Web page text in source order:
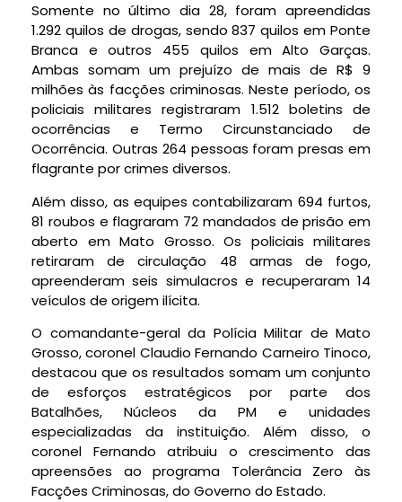
Somente no último dia 28, foram apreendidas
1.292 quilos de drogas, sendo 837 quilos em Ponte
Branca e outros 455 quilos em Alto Garças.
Ambas somam um prejuízo de mais de R$ 9
milhões às facções criminosas. Neste período, os
policiais militares registraram 1.512 boletins de
ocorrências e Termo Circunstanciado de
Ocorrência. Outras 264 pessoas foram presas em
flagrante por crimes diversos.
Além disso, as equipes contabilizaram 694 furtos,
81 roubos e flagraram 72 mandados de prisão em
aberto em Mato Grosso. Os policiais militares
retiraram de circulação 48 armas de fogo,
apreenderam seis simulacros e recuperaram 14
veículos de origem ilícita.
O comandante-geral da Polícia Militar de Mato
Grosso, coronel Claudio Fernando Carneiro Tinoco,
destacou que os resultados somam um conjunto
de esforços estratégicos por parte dos
Batalhões, Núcleos da PM e unidades
especializadas da instituição. Além disso, o
coronel Fernando atribuiu o crescimento das
apreensões ao programa Tolerância Zero às
Facções Criminosas, do Governo do Estado.